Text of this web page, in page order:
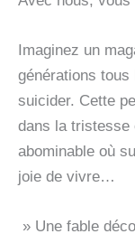
Imaginez un
générations
suicider. Cette
dans la tristesse
abominable où
joie de vivre…
» Une fable